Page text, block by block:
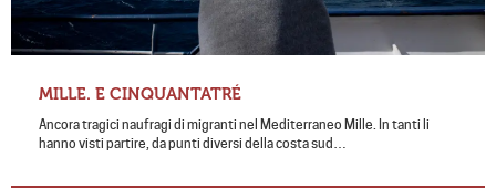
MILLE. E CINQUANTATRÉ
Ancora tragici naufragi di migranti nel Mediterraneo Mille. In tanti li
hanno visti partire, da punti diversi della costa sud…